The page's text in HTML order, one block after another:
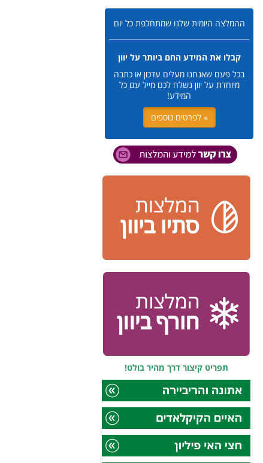
ההמלצה היומית שלנו שמתחלפת כל יום
קבלו את המידע החם ביותר על יוון
בכל פעם שאנחנו מעלים עדכון או כתבה
מיוחדת על יוון נשלח לכם מייל עם כל
המידע!
» לפרטים נוספים
תפריט קיצור דרך מהיר בולט!